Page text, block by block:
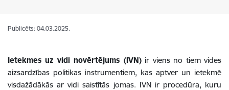
Publicēts: 04.03.2025.
Ietekmes uz vidi novērtējums (IVN)ir viens no tiem vides
aizsardzības politikas instrumentiem, kas aptver un ietekmē
visdažādākās ar vidi saistītās jomas. IVN ir procedūra, kuru